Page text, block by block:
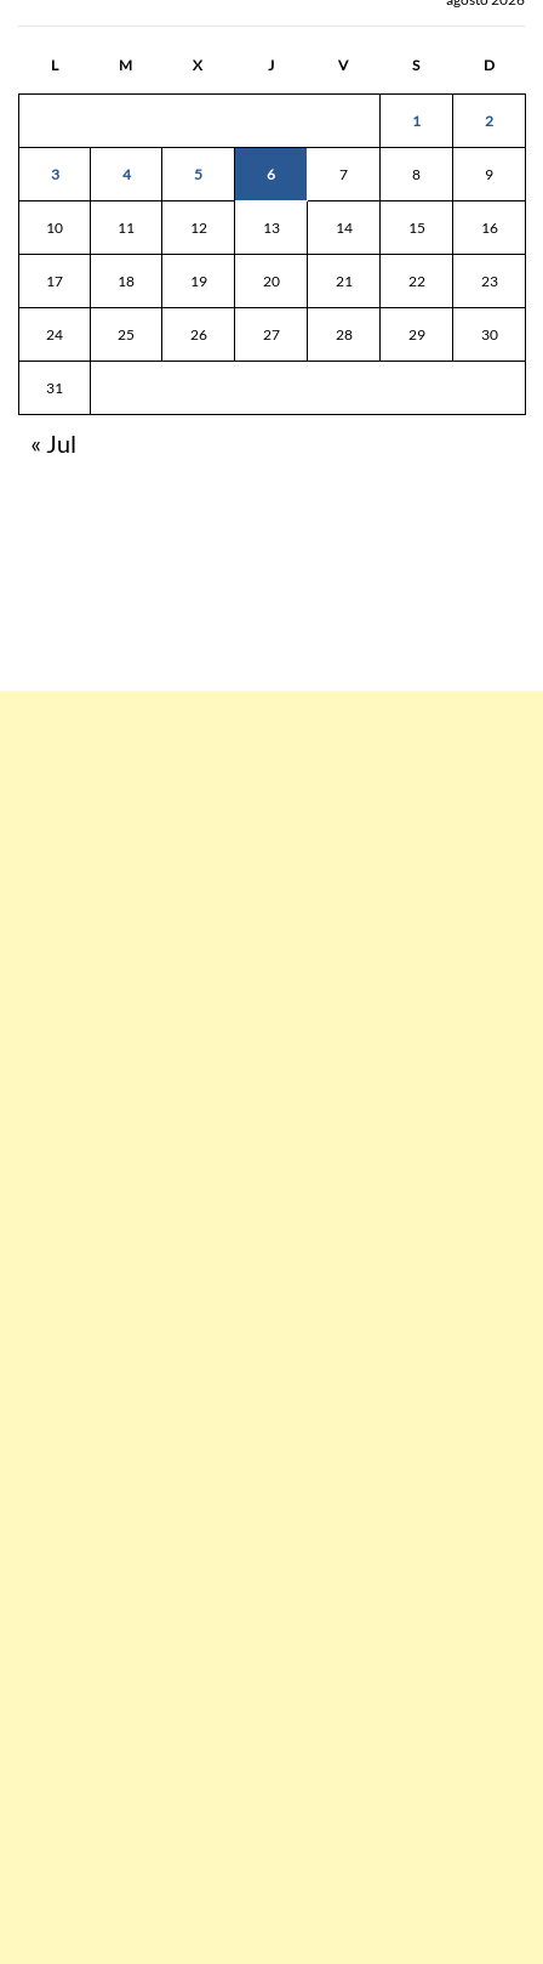
L M X J V S D
1 2
3 4 5 6 7 8 9
10 11 12 13 14 15 16
17 18 19 20 21 22 23
24 25 26 27 28 29 30
31
« Jul